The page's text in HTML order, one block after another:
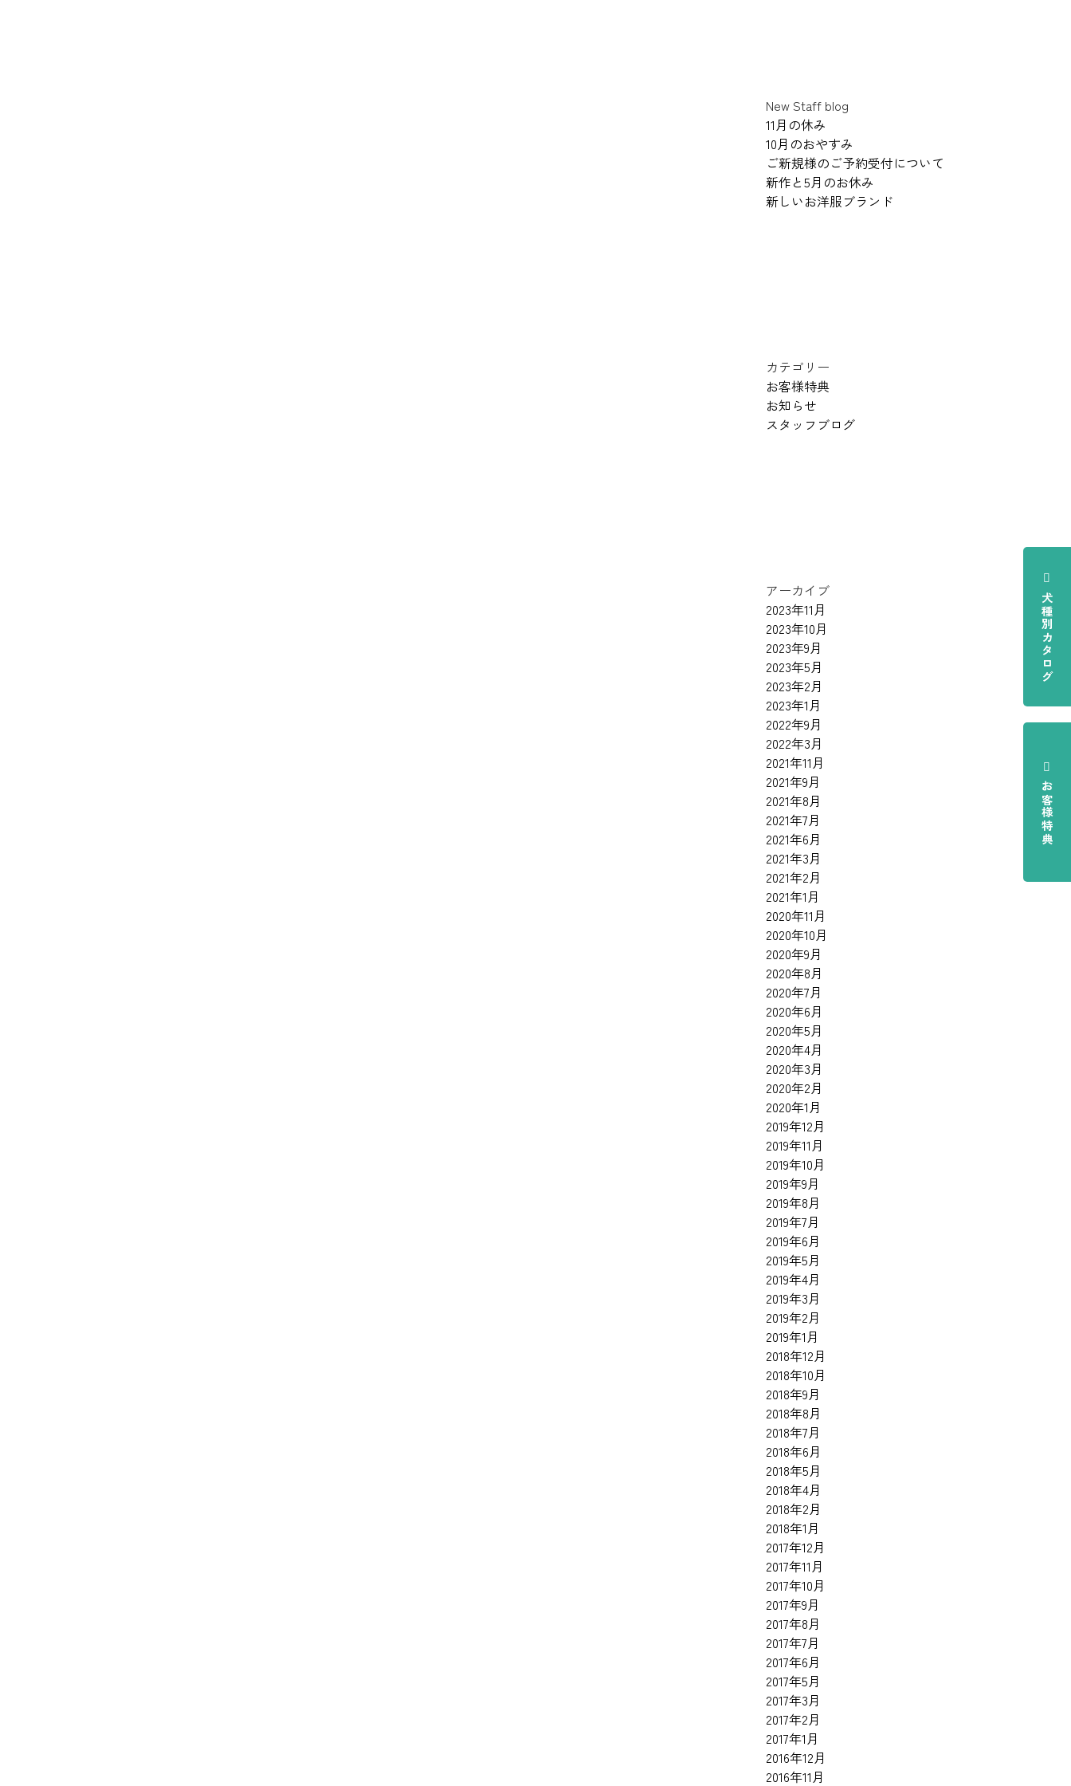
犬種別カタログ
お客様特典
New Staff blog
11月の休み
10月のおやすみ
ご新規様のご予約受付について
新作と5月のお休み
新しいお洋服ブランド
カテゴリー
お客様特典
お知らせ
スタッフブログ
アーカイブ
2023年11月
2023年10月
2023年9月
2023年5月
2023年2月
2023年1月
2022年9月
2022年3月
2021年11月
2021年9月
2021年8月
2021年7月
2021年6月
2021年3月
2021年2月
2021年1月
2020年11月
2020年10月
2020年9月
2020年8月
2020年7月
2020年6月
2020年5月
2020年4月
2020年3月
2020年2月
2020年1月
2019年12月
2019年11月
2019年10月
2019年9月
2019年8月
2019年7月
2019年6月
2019年5月
2019年4月
2019年3月
2019年2月
2019年1月
2018年12月
2018年10月
2018年9月
2018年8月
2018年7月
2018年6月
2018年5月
2018年4月
2018年2月
2018年1月
2017年12月
2017年11月
2017年10月
2017年9月
2017年8月
2017年7月
2017年6月
2017年5月
2017年3月
2017年2月
2017年1月
2016年12月
2016年11月